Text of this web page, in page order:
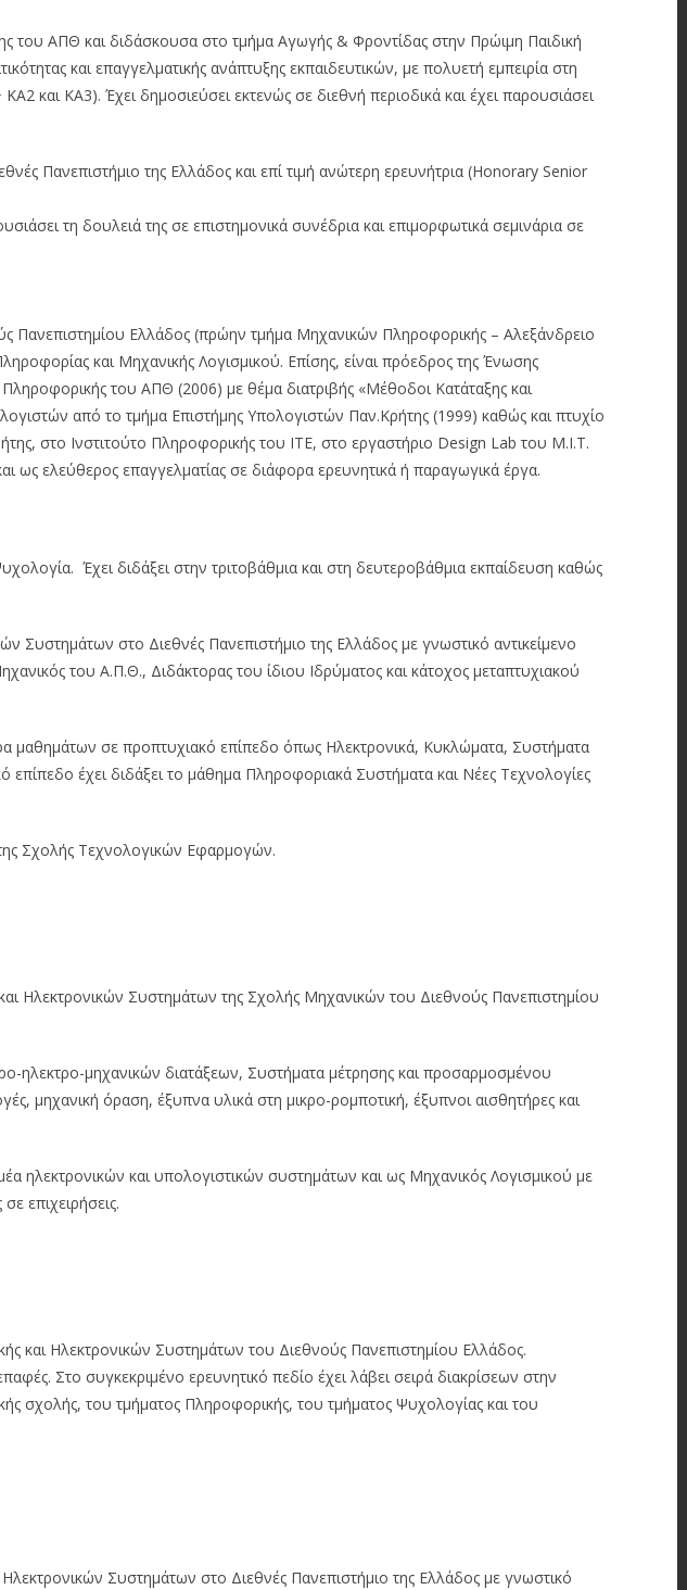
του ΑΠΘ και διδάσκουσα στο τμήμα Αγωγής & Φροντίδας στην Πρώιμη Παιδική
και επαγγελματικής ανάπτυξης εκπαιδευτικών, με πολυετή εμπειρία στη
και KA3). Έχει δημοσιεύσει εκτενώς σε διεθνή περιοδικά και έχει παρουσιάσει
Πανεπιστήμιο της Ελλάδος και επί τιμή ανώτερη ερευνήτρια (Honorary Senior
τη δουλειά της σε επιστημονικά συνέδρια και επιμορφωτικά σεμινάρια σε
Πανεπιστημίου Ελλάδος (πρώην τμήμα Μηχανικών Πληροφορικής – Αλεξάνδρειο
και Μηχανικής Λογισμικού. Επίσης, είναι πρόεδρος της Ένωσης
του ΑΠΘ (2006) με θέμα διατριβής «Μέθοδοι Κατάταξης και
από το τμήμα Επιστήμης Υπολογιστών Παν.Κρήτης (1999) καθώς και πτυχίο
στο Ινστιτούτο Πληροφορικής του ΙΤΕ, στο εργαστήριο Design Lab του M.I.T.
ελεύθερος επαγγελματίας σε διάφορα ερευνητικά ή παραγωγικά έργα.
Έχει διδάξει στην τριτοβάθμια και στη δευτεροβάθμια εκπαίδευση καθώς
Συστημάτων στο Διεθνές Πανεπιστήμιο της Ελλάδος με γνωστικό αντικείμενο
του Α.Π.Θ., Διδάκτορας του ίδιου Ιδρύματος και κάτοχος μεταπτυχιακού
μαθημάτων σε προπτυχιακό επίπεδο όπως Ηλεκτρονικά, Κυκλώματα, Συστήματα
έχει διδάξει το μάθημα Πληροφοριακά Συστήματα και Νέες Τεχνολογίες
Σχολής Τεχνολογικών Εφαρμογών.
Ηλεκτρονικών Συστημάτων της Σχολής Μηχανικών του Διεθνούς Πανεπιστημίου
ηλεκτρο-μηχανικών διατάξεων, Συστήματα μέτρησης και προσαρμοσμένου
μηχανική όραση, έξυπνα υλικά στη μικρο-ρομποτική, έξυπνοι αισθητήρες και
ηλεκτρονικών και υπολογιστικών συστημάτων και ως Μηχανικός Λογισμικού με
επιχειρήσεις.
και Ηλεκτρονικών Συστημάτων του Διεθνούς Πανεπιστημίου Ελλάδος.
Στο συγκεκριμένο ερευνητικό πεδίο έχει λάβει σειρά διακρίσεων στην
σχολής, του τμήματος Πληροφορικής, του τμήματος Ψυχολογίας και του
Συστημάτων στο Διεθνές Πανεπιστήμιο της Ελλάδος με γνωστικό